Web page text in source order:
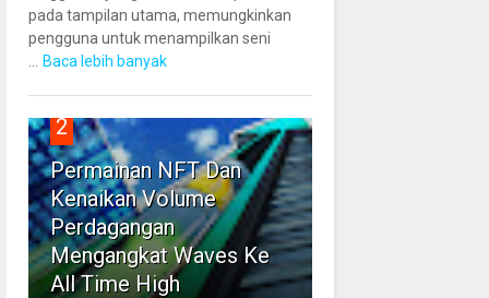
pada tampilan utama, memungkinkan
pengguna untuk menampilkan seni
Baca lebih banyak
2
Permainan NFT Dan
Kenaikan Volume
Perdagangan
Mengangkat Waves Ke
All Time High